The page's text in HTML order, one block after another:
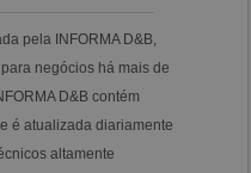
pela INFORMA D&B,
negócios há mais de
D&B contém
é atualizada diariamente
altamente